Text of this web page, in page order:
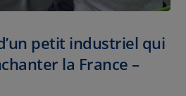
petit industriel qui
la France –